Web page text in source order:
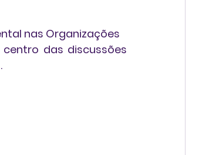
nas Organizações
das discussões
.